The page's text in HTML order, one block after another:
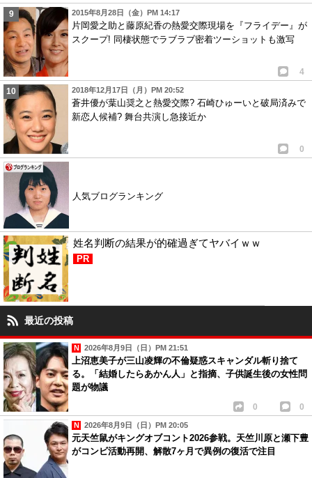
2015年8月28日（金）PM 14:17
片岡愛之助と藤原紀香の熱愛交際現場を『フライデー』が
スクープ! 同棲状態でラブラブ密着ツーショットも激写
4
2018年12月17日（月）PM 20:52
蒼井優が葉山奨之と熱愛交際? 石崎ひゅーいと破局済みで
新恋人候補? 舞台共演し急接近か
0
人気ブログランキング
姓名判断の結果が的確過ぎてヤバイｗｗ
PR
最近の投稿
2026年8月9日（日）PM 21:51
上沼恵美子が三山凌輝の不倫疑惑スキャンダル斬り捨て
る。「結婚したらあかん人」と指摘、子供誕生後の女性問
題が物議
0 0
2026年8月9日（日）PM 20:05
元天竺鼠がキングオブコント2026参戦。天竺川原と瀬下豊
がコンビ活動再開、解散7ヶ月で異例の復活で注目